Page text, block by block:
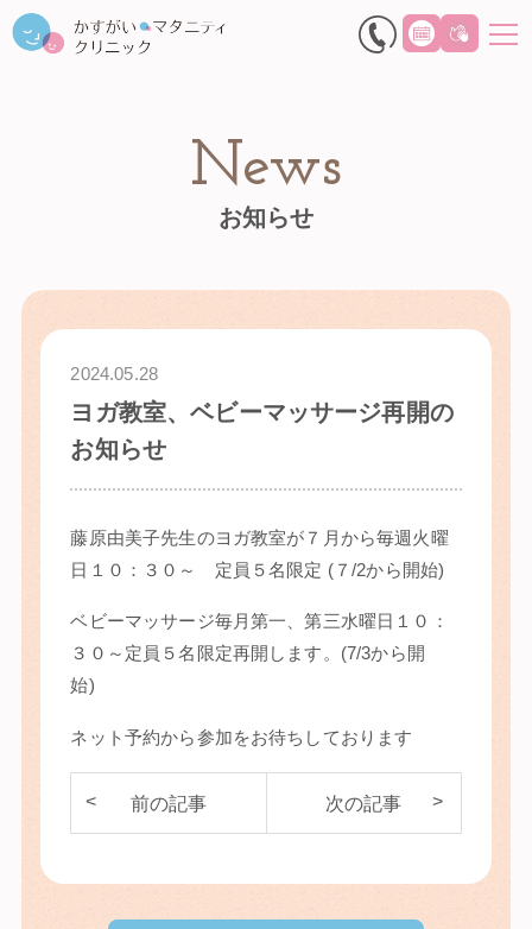
News
お知らせ
2024.05.28
ヨガ教室、ベビーマッサージ再開の
お知らせ
藤原由美子先生のヨガ教室が７月から毎週火曜
日１０：３０～ 定員５名限定 (７/2から開始)
ベビーマッサージ毎月第一、第三水曜日１０：
３０～定員５名限定再開します。(7/3から開
始)
ネット予約から参加をお待ちしております